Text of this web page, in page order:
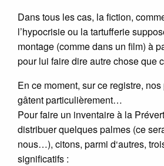
Dans tous les cas, la fiction,
l’hypocrisie ou la tartufferie
montage (comme dans un film) à
pour lui faire dire autre chose que
En ce moment, sur ce registre,
gâtent particulièrement…
Pour faire un inventaire à la
distribuer quelques palmes (ce
nous…), citons, parmi d‘autres,
significatifs :